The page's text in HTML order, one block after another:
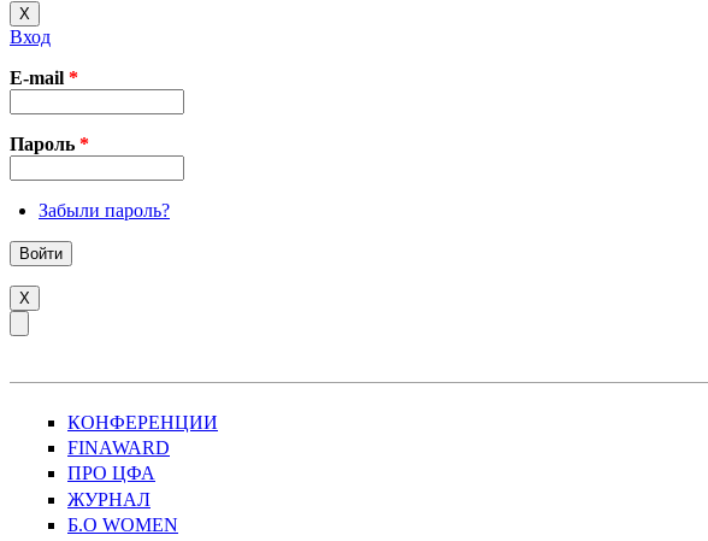
X
Вход
E-mail *
Пароль *
Забыли пароль?
X
КОНФЕРЕНЦИИ
FINAWARD
ПРО ЦФА
ЖУРНАЛ
Б.О WOMEN